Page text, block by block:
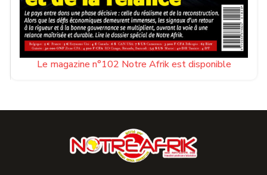
Le magazine n°102 Notre Afrik est disponible